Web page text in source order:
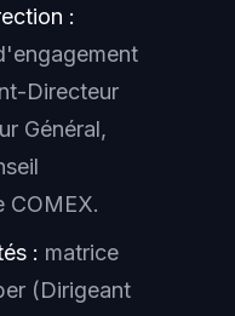
:
Directeur
Général,
COMEX.
: matrice
(Dirigeant